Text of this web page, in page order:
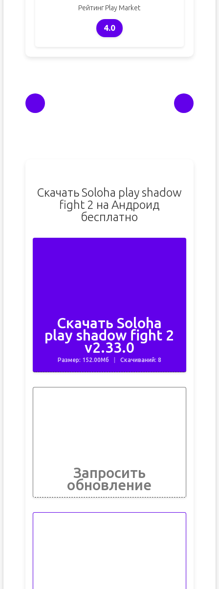
Рейтинг Play Market
4.0
Скачать Soloha play shadow
fight 2 на Андроид
бесплатно
Скачать Soloha
play shadow fight 2
v2.33.0
Размер: 152.00Мб Скачиваний: 8
Запросить
обновление